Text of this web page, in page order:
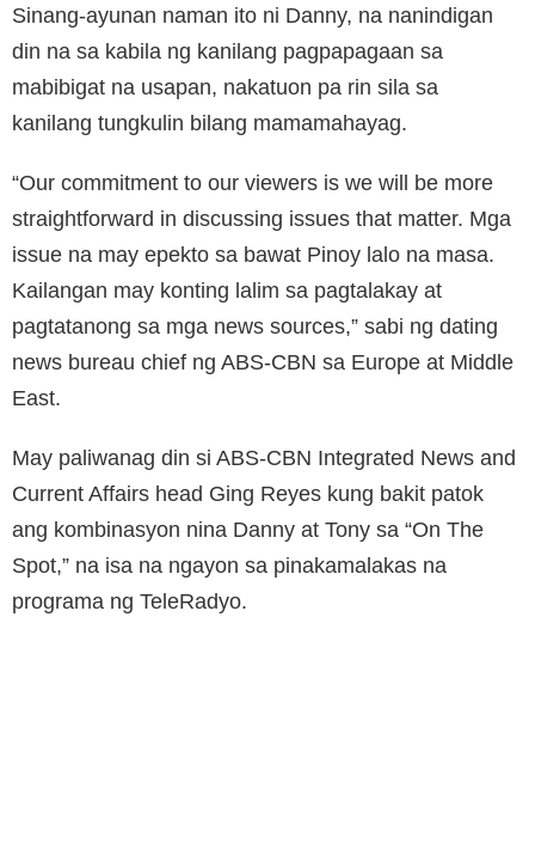
Sinang-ayunan naman ito ni Danny, na nanindigan
din na sa kabila ng kanilang pagpapagaan sa
mabibigat na usapan, nakatuon pa rin sila sa
kanilang tungkulin bilang mamamahayag.
“Our commitment to our viewers is we will be more
straightforward in discussing issues that matter. Mga
issue na may epekto sa bawat Pinoy lalo na masa.
Kailangan may konting lalim sa pagtalakay at
pagtatanong sa mga news sources,” sabi ng dating
news bureau chief ng ABS-CBN sa Europe at Middle
East.
May paliwanag din si ABS-CBN Integrated News and
Current Affairs head Ging Reyes kung bakit patok
ang kombinasyon nina Danny at Tony sa “On The
Spot,” na isa na ngayon sa pinakamalakas na
programa ng TeleRadyo.